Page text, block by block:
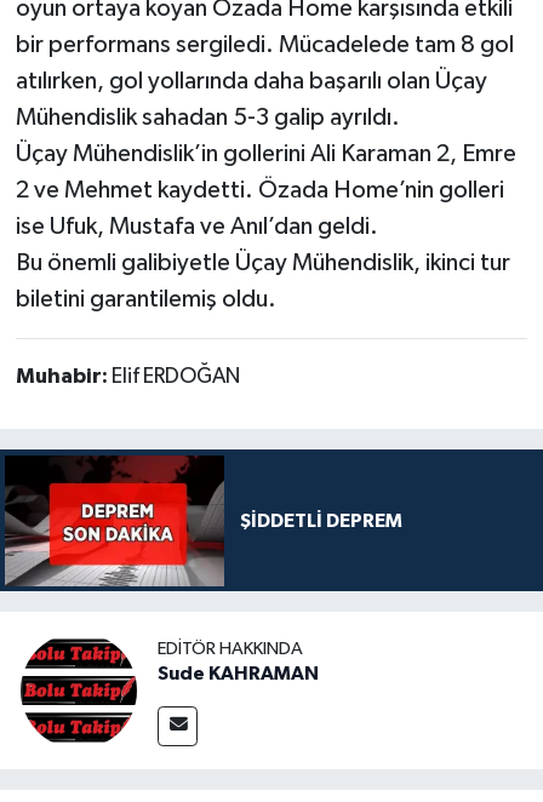
oyun ortaya koyan Özada Home karşısında etkili
bir performans sergiledi. Mücadelede tam 8 gol
atılırken, gol yollarında daha başarılı olan Üçay
Mühendislik sahadan 5-3 galip ayrıldı.
Üçay Mühendislik’in gollerini Ali Karaman 2, Emre
2 ve Mehmet kaydetti. Özada Home’nin golleri
ise Ufuk, Mustafa ve Anıl’dan geldi.
Bu önemli galibiyetle Üçay Mühendislik, ikinci tur
biletini garantilemiş oldu.
Muhabir: Elif ERDOĞAN
ŞİDDETLİ DEPREM
EDITÖR HAKKINDA
Sude KAHRAMAN